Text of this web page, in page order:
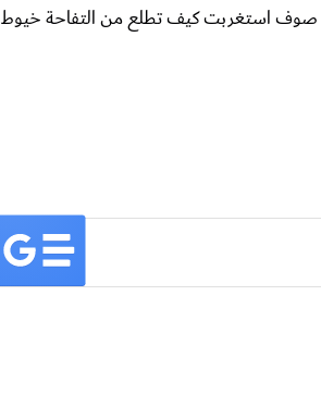
صوف استغربت كيف تطلع من التفاحة خيوط